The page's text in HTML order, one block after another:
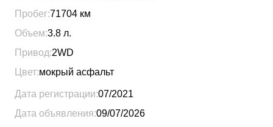
Пробег:71704 км
Объем:3.8 л.
Привод:2WD
Цвет:мокрый асфальт
Дата регистрации:07/2021
Дата объявления:09/07/2026